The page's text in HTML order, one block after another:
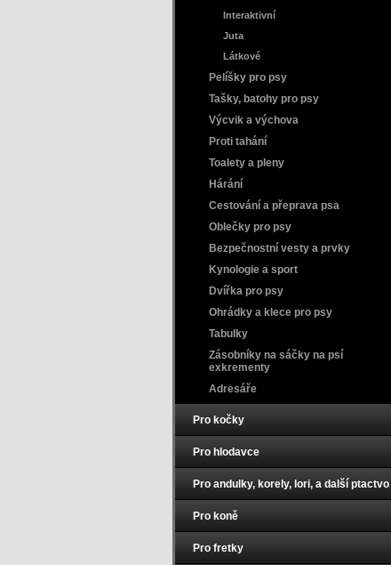
Interaktivní
Juta
Látkové
Pelíšky pro psy
Tašky, batohy pro psy
Výcvik a výchova
Proti tahání
Toalety a pleny
Hárání
Cestování a přeprava psa
Oblečky pro psy
Bezpečnostní vesty a prvky
Kynologie a sport
Dvířka pro psy
Ohrádky a klece pro psy
Tabulky
Zásobníky na sáčky na psí
exkrementy
Adresáře
Pro kočky
Pro hlodavce
Pro andulky, korely, lori, a další ptactvo
Pro koně
Pro fretky